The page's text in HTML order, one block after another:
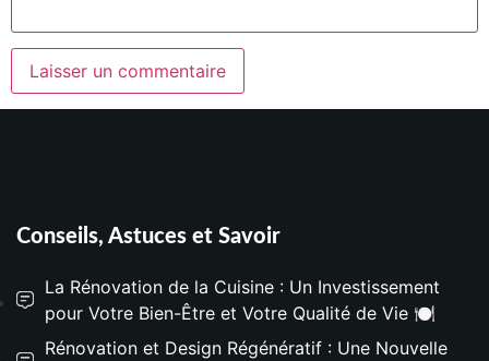
Conseils, Astuces et Savoir
La Rénovation de la Cuisine : Un Investissement
pour Votre Bien-Être et Votre Qualité de Vie 🍽️
Rénovation et Design Régénératif : Une Nouvelle